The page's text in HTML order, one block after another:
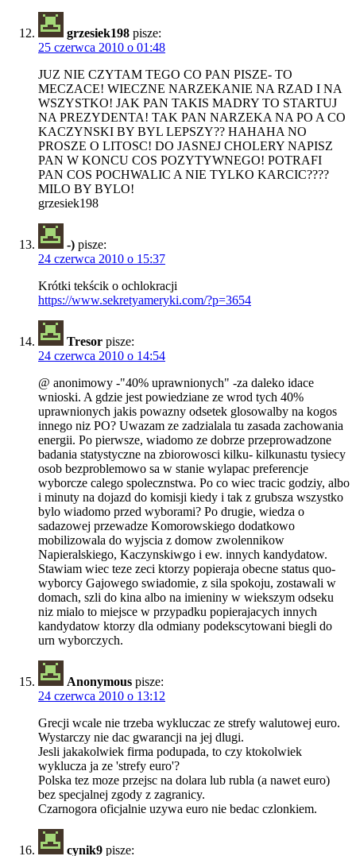
grzesiek198 pisze:
25 czerwca 2010 o 01:48
JUZ NIE CZYTAM TEGO CO PAN PISZE- TO
MECZACE! WIECZNE NARZEKANIE NA RZAD I NA
WSZYSTKO! JAK PAN TAKIS MADRY TO STARTUJ
NA PREZYDENTA! TAK PAN NARZEKA NA PO A CO
KACZYNSKI BY BYL LEPSZY?? HAHAHA NO
PROSZE O LITOSC! DO JASNEJ CHOLERY NAPISZ
PAN W KONCU COS POZYTYWNEGO! POTRAFI
PAN COS POCHWALIC A NIE TYLKO KARCIC????
MILO BY BYLO!
grzesiek198
-) pisze:
24 czerwca 2010 o 15:37
Krótki tekścik o ochlokracji
https://www.sekretyameryki.com/?p=3654
Tresor pisze:
24 czerwca 2010 o 14:54
@ anonimowy -"40% uprawnionych" -za daleko idace
wnioski. A gdzie jest powiedziane ze wrod tych 40%
uprawnionych jakis powazny odsetek glosowalby na kogos
innego niz PO? Uwazam ze zadzialala tu zasada zachowania
energii. Po pierwsze, wiadomo ze dobrze przeprowadzone
badania statystyczne na zbiorowosci kilku- kilkunastu tysiecy
osob bezproblemowo sa w stanie wylapac preferencje
wyborcze calego spolecznstwa. Po co wiec tracic godziy, albo
i minuty na dojazd do komisji kiedy i tak z grubsza wszystko
bylo wiadomo przed wyborami? Po drugie, wiedza o
sadazowej przewadze Komorowskiego dodatkowo
mobilizowala do wyjscia z domow zwolennikow
Napieralskiego, Kaczynskiwgo i ew. innych kandydatow.
Stawiam wiec teze zeci ktorzy popieraja obecne status quo-
wyborcy Gajowego swiadomie, z sila spokoju, zostawali w
domach, szli do kina albo na imieniny w wiekszym odseku
niz mialo to miejsce w przypadku popierajacych innych
kandydatow ktorzy dla odmiany podekscytowani biegli do
urn wyborczych.
Anonymous pisze:
24 czerwca 2010 o 13:12
Grecji wcale nie trzeba wykluczac ze strefy walutowej euro.
Wystarczy nie dac gwarancji na jej dlugi.
Jesli jakakolwiek firma podupada, to czy ktokolwiek
wyklucza ja ze 'strefy euro'?
Polska tez moze przejsc na dolara lub rubla (a nawet euro)
bez specjalnej zgody z zagranicy.
Czarnogora oficjalnie uzywa euro nie bedac czlonkiem.
cynik9 pisze: